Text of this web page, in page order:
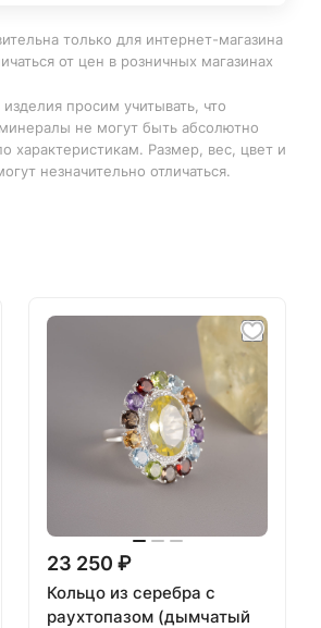
только для интернет-магазина
от цен в розничных магазинах
изделия просим учитывать, что
не могут быть абсолютно
характеристикам. Размер, вес, цвет и
незначительно отличаться.
23 250 ₽
Кольцо из серебра с
раухтопазом (дымчатый